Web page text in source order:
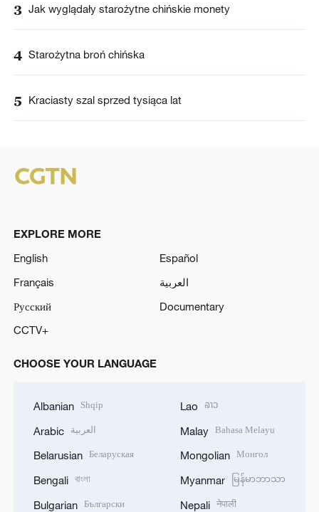
3 Jak wyglądały starożytne chińskie monety
4 Starożytna broń chińska
5 Kraciasty szal sprzed tysiąca lat
EXPLORE MORE
English
Español
Français
العربية
Русский
Documentary
CCTV+
CHOOSE YOUR LANGUAGE
Albanian Shqip
Arabic العربية
Belarusian Беларуская
Bengali বাংলা
Bulgarian Български
Lao ລາວ
Malay Bahasa Melayu
Mongolian Монгол
Myanmar မြန်မာဘာသာ
Nepali नेपाली